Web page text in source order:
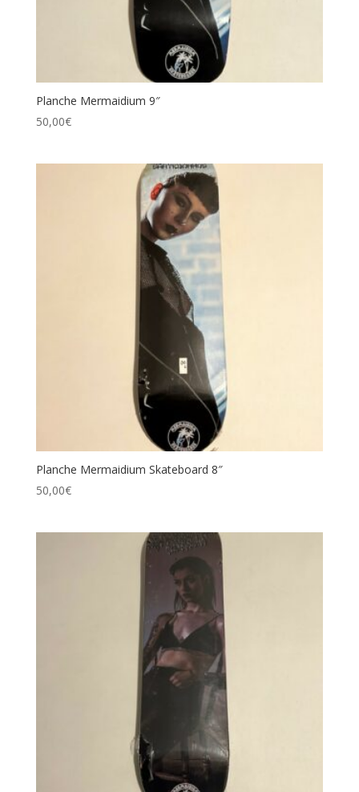
Planche Mermaidium 9″
50,00€
Planche Mermaidium Skateboard 8″
50,00€